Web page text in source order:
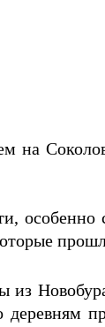
на
особенно